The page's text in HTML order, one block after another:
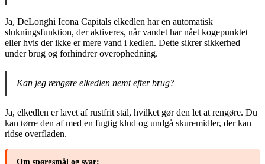
Ja, DeLonghi Icona Capitals elkedlen har en automatisk
slukningsfunktion, der aktiveres, når vandet har nået kogepunktet
eller hvis der ikke er mere vand i kedlen. Dette sikrer sikkerhed
under brug og forhindrer overophedning.
Kan jeg rengøre elkedlen nemt efter brug?
Ja, elkedlen er lavet af rustfrit stål, hvilket gør den let at rengøre. Du
kan tørre den af med en fugtig klud og undgå skuremidler, der kan
ridse overfladen.
Om spørgsmål og svar: